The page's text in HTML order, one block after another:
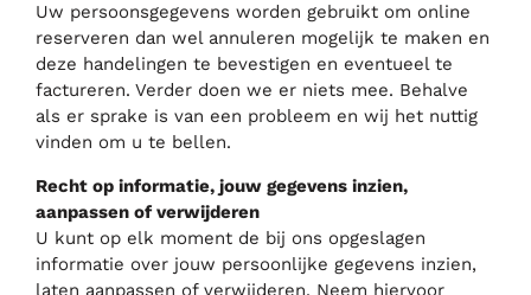
Uw persoonsgegevens worden gebruikt om online
reserveren dan wel annuleren mogelijk te maken en
deze handelingen te bevestigen en eventueel te
factureren. Verder doen we er niets mee. Behalve
als er sprake is van een probleem en wij het nuttig
vinden om u te bellen.
Recht op informatie, jouw gegevens inzien,
aanpassen of verwijderen
U kunt op elk moment de bij ons opgeslagen
informatie over jouw persoonlijke gegevens inzien,
laten aanpassen of verwijderen. Neem hiervoor